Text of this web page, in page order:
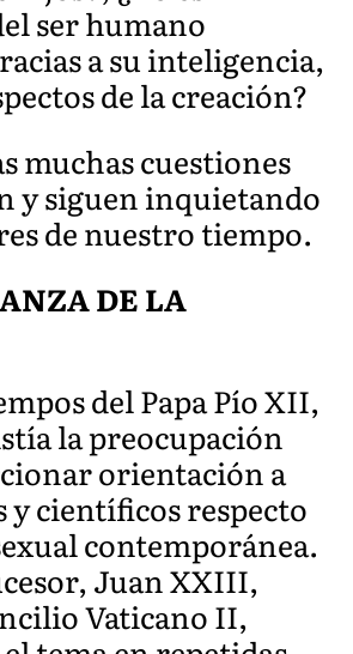
ser humano
a su inteligencia,
de la creación?
muchas cuestiones
y siguen inquietando
de nuestro tiempo.
DE LA
del Papa Pío XII,
la preocupación
orientación a
y científicos respecto
contemporánea.
Juan XXIII,
Vaticano II,